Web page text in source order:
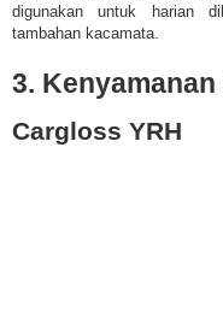
digunakan untuk harian
tambahan kacamata.
3.
Cargloss YRH